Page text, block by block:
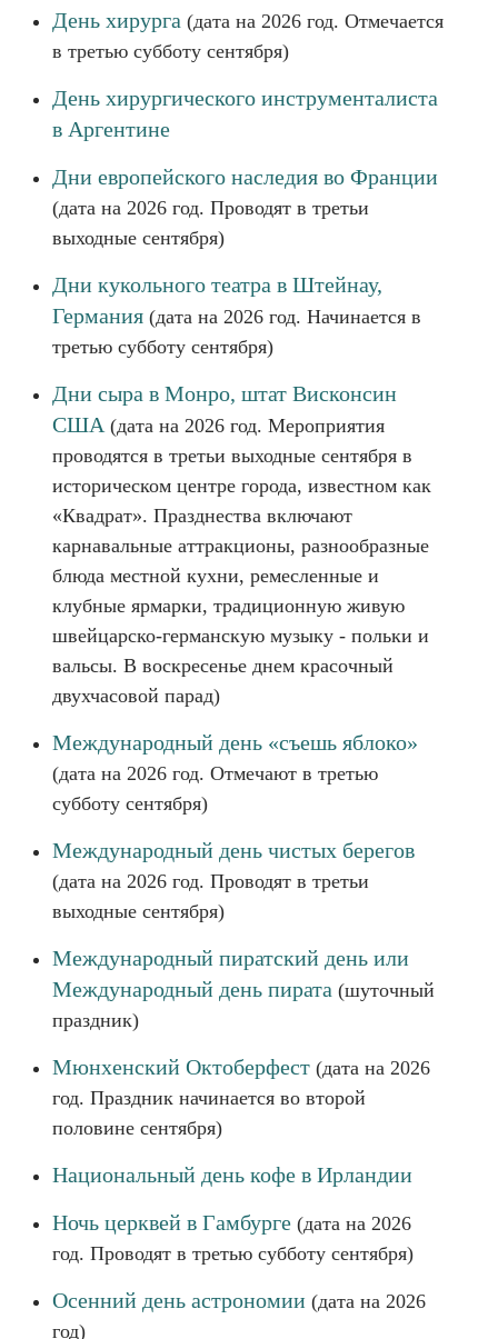
День хирурга (дата на 2026 год. Отмечается
в третью субботу сентября)
День хирургического инструменталиста
в Аргентине
Дни европейского наследия во Франции
(дата на 2026 год. Проводят в третьи
выходные сентября)
Дни кукольного театра в Штейнау,
Германия (дата на 2026 год. Начинается в
третью субботу сентября)
Дни сыра в Монро, штат Висконсин
США(дата на 2026 год. Мероприятия
проводятся в третьи выходные сентября в
историческом центре города, известном как
«Квадрат». Празднества включают
карнавальные аттракционы, разнообразные
блюда местной кухни, ремесленные и
клубные ярмарки, традиционную живую
швейцарско-германскую музыку - польки и
вальсы. В воскресенье днем красочный
двухчасовой парад)
Международный день «съешь яблоко»
(дата на 2026 год. Отмечают в третью
субботу сентября)
Международный день чистых берегов
(дата на 2026 год. Проводят в третьи
выходные сентября)
Международный пиратский день или
Международный день пирата (шуточный
праздник)
Мюнхенский Октоберфест (дата на 2026
год. Праздник начинается во второй
половине сентября)
Национальный день кофе в Ирландии
Ночь церквей в Гамбурге (дата на 2026
год. Проводят в третью субботу сентября)
Осенний день астрономии (дата на 2026
год)